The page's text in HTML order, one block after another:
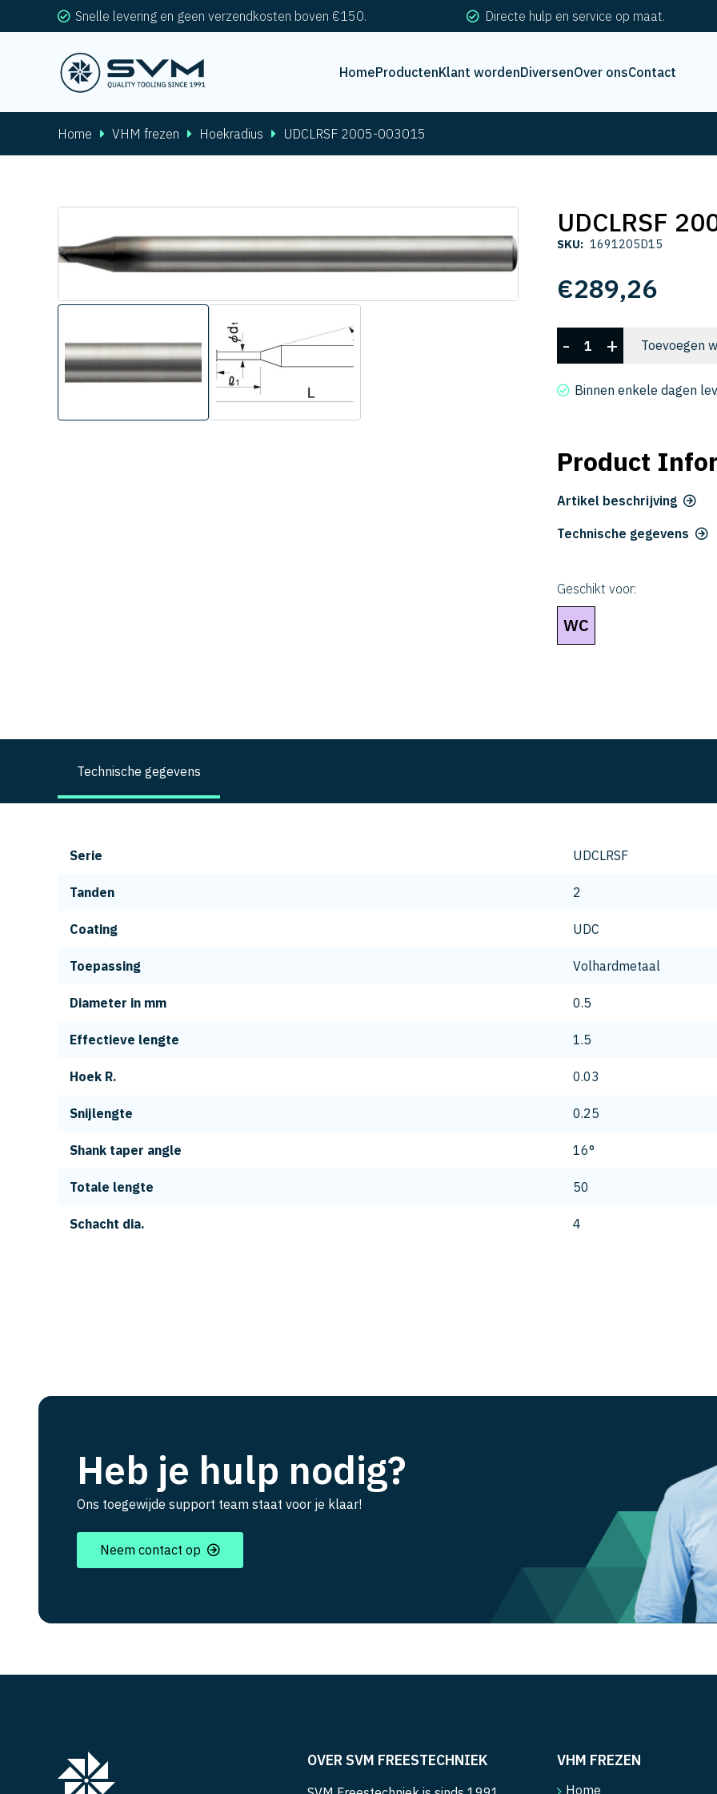
Snelle levering en geen verzendkosten boven €150. Directe hulp en service op maat.
HomeProductenKlant wordenDiversenOver onsContact
Home VHM frezen Hoekradius UDCLRSF 2005-003015
UDCLRSF
SKU: 1691205D15
€289,26
UDCLRSF
2005-
003015
- + Toevoegen
Binnen enkele dagen
Product
Artikel beschrijving
Technische gegevens
Geschikt voor:
WC
Technische gegevens
Serie UDCLRSF
Tanden 2
Coating UDC
Toepassing Volhardmetaal
Diameter in mm 0.5
Effectieve lengte 1.5
Hoek R. 0.03
Snijlengte 0.25
Shank taper angle 16°
Totale lengte 50
Schacht dia. 4
Heb je hulp nodig?
Ons toegewijde support team staat voor je klaar!
Neem contact op
OVER SVM FREESTECHNIEK VHM FREZEN
Home